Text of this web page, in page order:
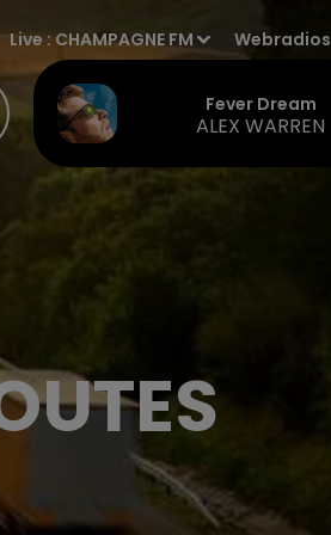
Live :CHAMPAGNE FM Webradios
Fever Dream
ALEX WARREN